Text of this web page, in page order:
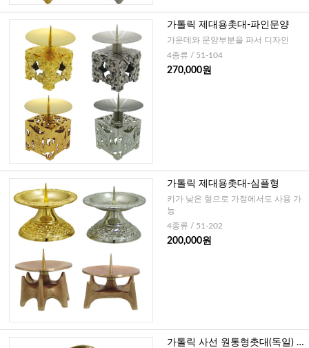
가톨릭 제대용촛대-파인문양
가운데와 문양부분을 파서 디자인
4종류 / 51-104
270,000원
가톨릭 제대용촛대-심플형
키가 낮은 형으로 가정에서도 사용 가
능
4종류 / 51-202
200,000원
가톨릭 사선 원통형촛대(독일) -